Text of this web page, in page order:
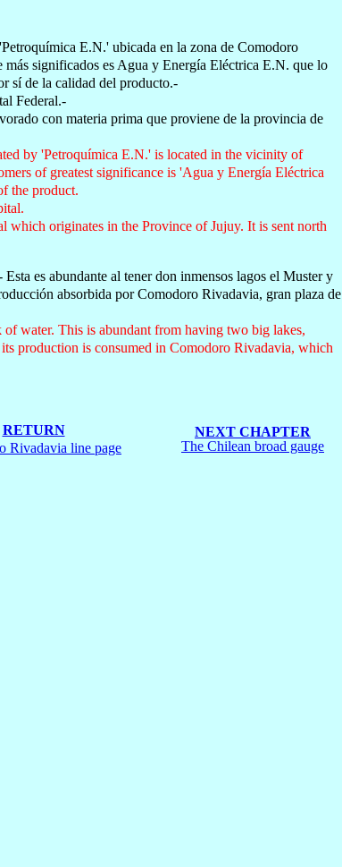
E.N.' ubicada en la zona de Comodoro
significados es Agua y Energía Eléctrica E.N. que lo
sí de la calidad del producto.-
Federal.-
con materia prima que proviene de la provincia de
by 'Petroquímica E.N.' is located in the vicinity of
of greatest significance is 'Agua y Energía Eléctrica
the product.
which originates in the Province of Jujuy. It is sent north
es abundante al tener don inmensos lagos el Muster y
absorbida por Comodoro Rivadavia, gran plaza de
water. This is abundant from having two big lakes,
production is consumed in Comodoro Rivadavia, which
RETURN
Rivadavia line page
NEXT CHAPTER
The Chilean broad gauge